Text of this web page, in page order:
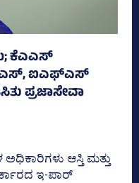
ಕೆಎಎಸ್
ಐಎಫ್‌ಎಸ್‌
ಪ್ರಜಾಸೇವಾ
ಆಸ್ತಿ ಮತ್ತು
ಇ-ಪಾರ್